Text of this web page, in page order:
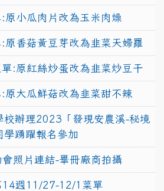
小瓜肉片改為玉米肉燥
香菇黃豆芽改為韭菜天婦羅
:原紅絲炒蛋改為韭菜炒豆干
大瓜鮮菇改為韭菜甜不辣
校辦理2023「發現安農溪-秘境
學踴躍報名參加
照片連結-畢冊廠商拍攝
14週11/27-12/1菜單